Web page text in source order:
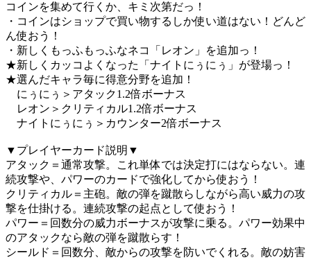
コインを集めて行くか、キミ次第だっ！
・コインはショップで買い物するしか使い道はない！どんど
ん使おう！
・新しくもっふもっふなネコ「レオン」を追加っ！
★新しくカッコよくなった「ナイトにぅにぅ」が登場っ！
★選んだキャラ毎に得意分野を追加！
にぅにぅ＞アタック1.2倍ボーナス
レオン＞クリティカル1.2倍ボーナス
ナイトにぅにぅ＞カウンター2倍ボーナス
▼プレイヤーカード説明▼
アタック＝通常攻撃。これ単体では決定打にはならない。連
続攻撃や、パワーのカードで強化してから使おう！
クリティカル＝主砲。敵の弾を蹴散らしながら高い威力の攻
撃を仕掛ける。連続攻撃の起点として使おう！
パワー＝回数分の威力ボーナスが攻撃に乗る。パワー効果中
のアタックなら敵の弾を蹴散らす！
シールド＝回数分、敵からの攻撃を防いでくれる。敵の妨害